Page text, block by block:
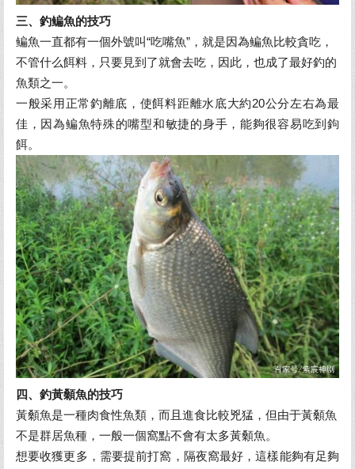
三、釣鳊魚的技巧
鳊魚一直都有一個外號叫“吃嘴魚”，就是因為鳊魚比較貪吃，
不管什么餌料，只要見到了就會去吃，因此，也成了最好釣的
魚類之一。
一般采用正常釣離底，使餌料距離水底大約20公分左右為最
佳，因為鳊魚特殊的嘴型和敏捷的身手，能夠很容易吃到鉤
餌。
四、釣黃顙魚的技巧
黃顙魚是一種肉食性魚類，而且進食比較兇猛，但由于黃顙魚
不是群居魚種，一般一個窩點不會有太多黃顙魚。
想要收獲更多，需要提前打窩，隔夜窩最好，這樣能夠有足夠